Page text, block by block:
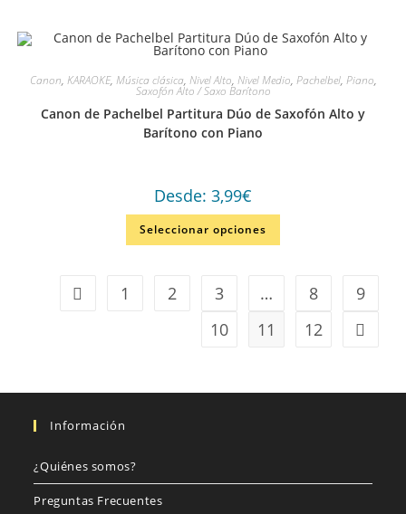
Canon, KARAOKE, Música clásica, Nivel Alto, Nivel Medio, Pachelbel, Piano,
Saxofón Alto / Saxo Barítono
Canon de Pachelbel Partitura Dúo de Saxofón Alto y
Barítono con Piano
Desde: 3,99€
Seleccionar opciones
1 2 3 … 8
9
10
11 12
Información
¿Quiénes somos?
Preguntas Frecuentes